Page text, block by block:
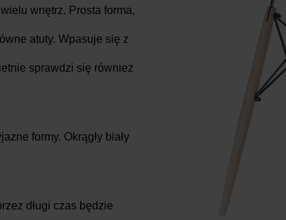
wnętrz. Prosta forma,
atuty. Wpasuje się z
sprawdzi się również
formy. Okrągły biały
długi czas będzie